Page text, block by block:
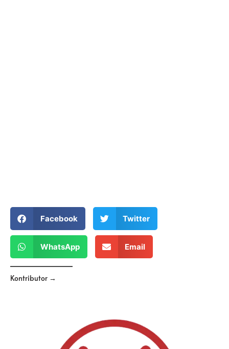
Facebook Twitter
WhatsApp Email
Kontributor →